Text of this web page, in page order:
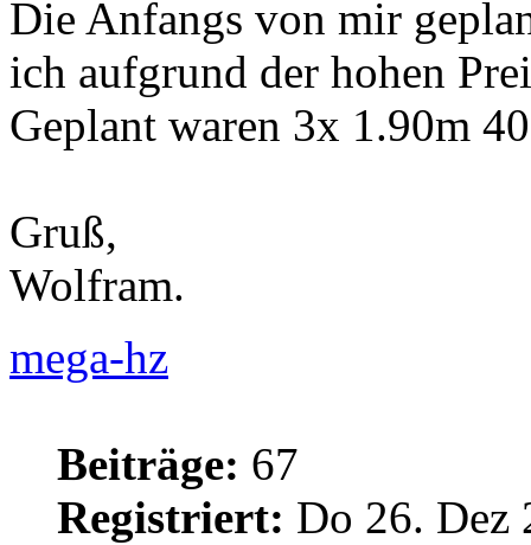
Die Anfangs von mir
ich aufgrund der hohen
Geplant waren 3x 1.90m
Gruß,
Wolfram.
mega-hz
Beiträge: 67
Registriert: Do 26. Dez